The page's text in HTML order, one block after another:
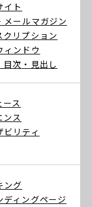
イト
メールマガジン
クリプション
ィンドウ
目次 ・見出し
ース
ンス
ビリティ
ング
ディングページ